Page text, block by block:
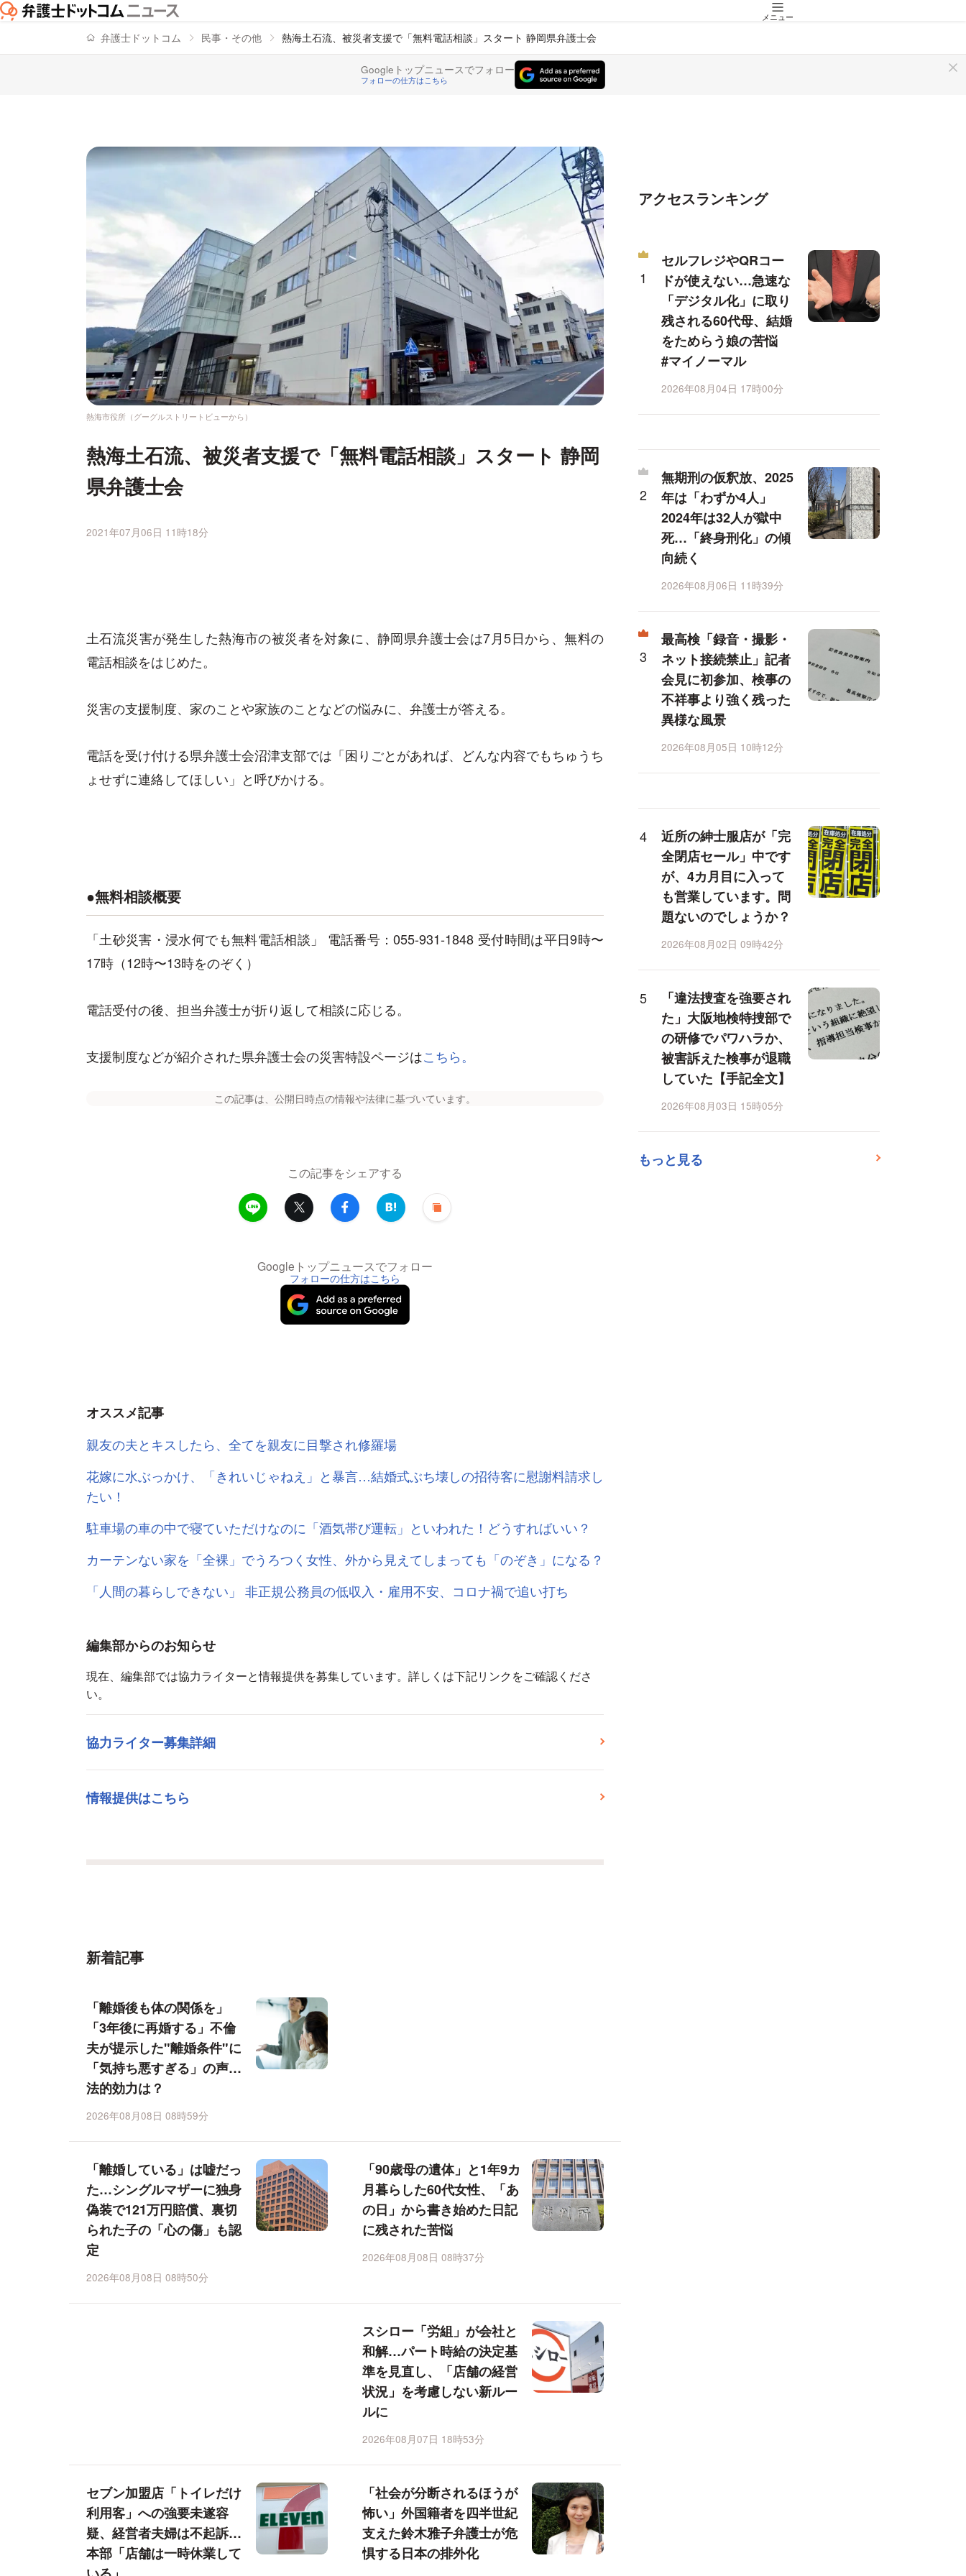
メニュー
弁護士ドットコム 民事・その他 熱海土石流、被災者支援で「無料電話相談」スタート 静岡県弁護士会
Googleトップニュースでフォロー
フォローの仕方はこちら
熱海市役所（グーグルストリートビューから）
熱海土石流、被災者支援で「無料電話相談」スタート 静岡
県弁護士会
2021年07月06日 11時18分
土石流災害が発生した熱海市の被災者を対象に、静岡県弁護士会は7月5日から、無料の
電話相談をはじめた。
災害の支援制度、家のことや家族のことなどの悩みに、弁護士が答える。
電話を受け付ける県弁護士会沼津支部では「困りごとがあれば、どんな内容でもちゅうち
ょせずに連絡してほしい」と呼びかける。
●無料相談概要
「土砂災害・浸水何でも無料電話相談」 電話番号：055-931-1848 受付時間は平日9時〜
17時（12時〜13時をのぞく）
電話受付の後、担当弁護士が折り返して相談に応じる。
支援制度などが紹介された県弁護士会の災害特設ページはこちら。
この記事は、公開日時点の情報や法律に基づいています。
この記事をシェアする
Googleトップニュースでフォロー
フォローの仕方はこちら
オススメ記事
親友の夫とキスしたら、全てを親友に目撃され修羅場
花嫁に水ぶっかけ、「きれいじゃねえ」と暴言…結婚式ぶち壊しの招待客に慰謝料請求し
たい！
駐車場の車の中で寝ていただけなのに「酒気帯び運転」といわれた！どうすればいい？
カーテンない家を「全裸」でうろつく女性、外から見えてしまっても「のぞき」になる？
「人間の暮らしできない」 非正規公務員の低収入・雇用不安、コロナ禍で追い打ち
編集部からのお知らせ
現在、編集部では協力ライターと情報提供を募集しています。詳しくは下記リンクをご確認くださ
い。
協力ライター募集詳細
情報提供はこちら
新着記事
「離婚後も体の関係を」
「3年後に再婚する」不倫
夫が提示した"離婚条件"に
「気持ち悪すぎる」の声…
法的効力は？
2026年08月08日 08時59分
「離婚している」は嘘だっ
た…シングルマザーに独身
偽装で121万円賠償、裏切
られた子の「心の傷」も認
定
2026年08月08日 08時50分
「90歳母の遺体」と1年9カ
月暮らした60代女性、「あ
の日」から書き始めた日記
に残された苦悩
2026年08月08日 08時37分
スシロー「労組」が会社と
和解…パート時給の決定基
準を見直し、「店舗の経営
状況」を考慮しない新ルー
ルに
2026年08月07日 18時53分
セブン加盟店「トイレだけ
利用客」への強要未遂容
疑、経営者夫婦は不起訴…
本部「店舗は一時休業して
「社会が分断されるほうが
怖い」外国籍者を四半世紀
支えた鈴木雅子弁護士が危
惧する日本の排外化
アクセスランキング
セルフレジやQRコー
ドが使えない…急速な
「デジタル化」に取り
残される60代母、結婚
をためらう娘の苦悩
#マイノーマル
2026年08月04日 17時00分
無期刑の仮釈放、2025
年は「わずか4人」
2024年は32人が獄中
死…「終身刑化」の傾
向続く
2026年08月06日 11時39分
最高検「録音・撮影・
ネット接続禁止」記者
会見に初参加、検事の
不祥事より強く残った
異様な風景
2026年08月05日 10時12分
近所の紳士服店が「完
全閉店セール」中です
が、4カ月目に入って
も営業しています。問
題ないのでしょうか？
2026年08月02日 09時42分
「違法捜査を強要され
た」大阪地検特捜部で
の研修でパワハラか、
被害訴えた検事が退職
していた【手記全文】
2026年08月03日 15時05分
もっと見る